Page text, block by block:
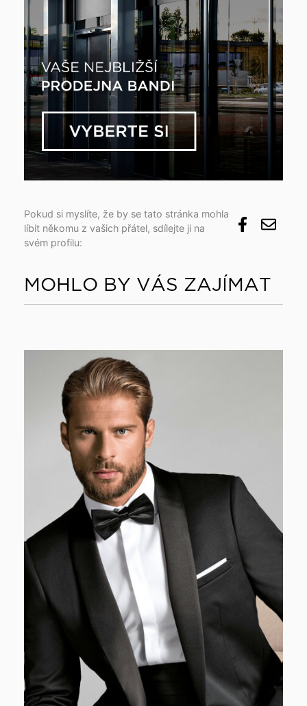
Pokud si myslíte, že by se tato stránka mohla
líbit někomu z vašich přátel, sdílejte ji na
svém profilu:
MOHLO BY VÁS ZAJÍMAT